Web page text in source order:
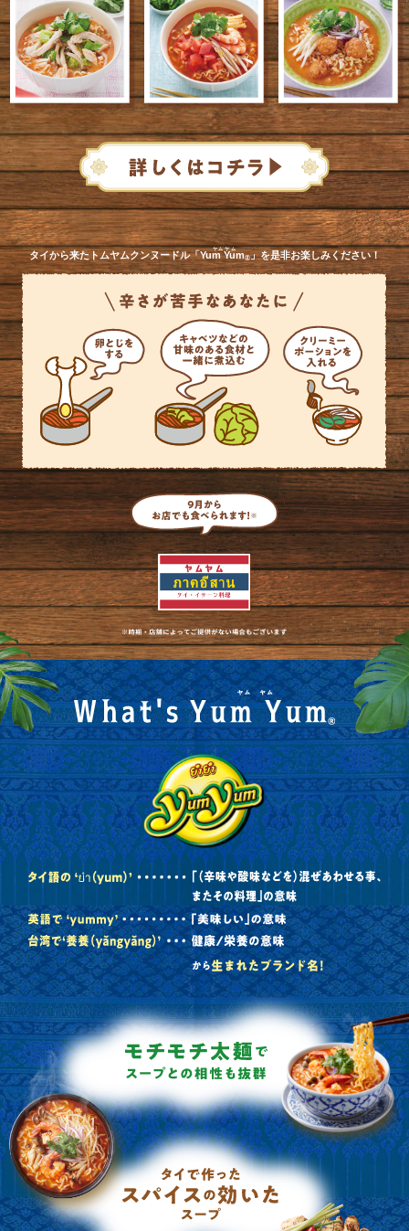
タイから来たトムヤムクンヌードル「Yum Yum®
ヤムヤム
」を是非お楽しみください！